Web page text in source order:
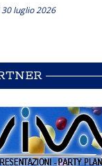
luglio 2026